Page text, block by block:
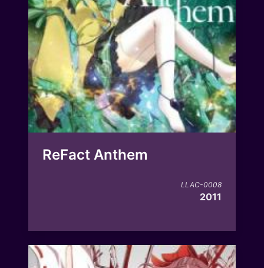
ReFact Anthem
LLAC-0008
2011